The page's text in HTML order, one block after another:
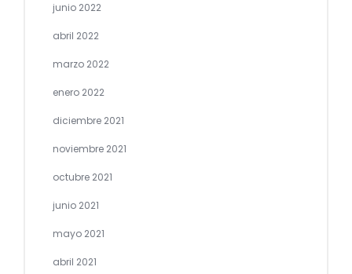
junio 2022
abril 2022
marzo 2022
enero 2022
diciembre 2021
noviembre 2021
octubre 2021
junio 2021
mayo 2021
abril 2021